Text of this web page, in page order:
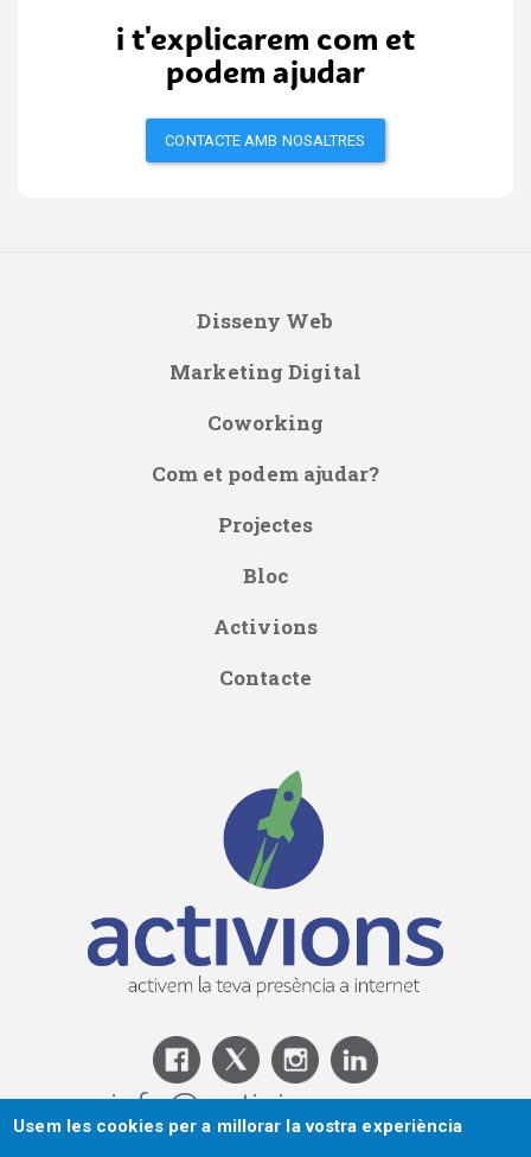
i t'explicarem com et
podem ajudar
CONTACTE AMB NOSALTRES
navigation
Disseny Web
Marketing Digital
Coworking
Com et podem ajudar?
Projectes
Bloc
Activions
Contacte
info@activions.com
Usem les cookies per a millorar la vostra experiència